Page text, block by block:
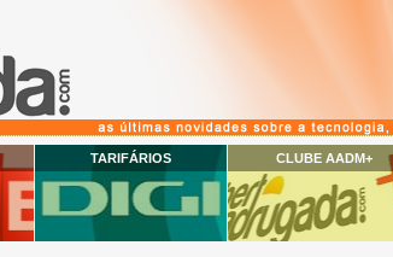
TARIFÁRIOS CLUBE AADM+